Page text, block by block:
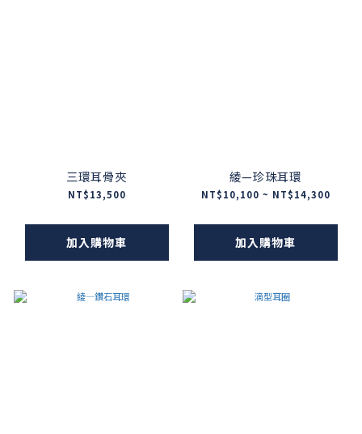
三環耳骨夾
NT$13,500
加入購物車
綾—珍珠耳環
NT$10,100 ~ NT$14,300
加入購物車